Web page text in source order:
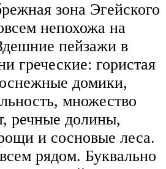
зона Эгейского
непохожа на
пейзажи в
греческие: гористая
домики,
множество
речные долины,
и сосновые леса.
рядом. Буквально